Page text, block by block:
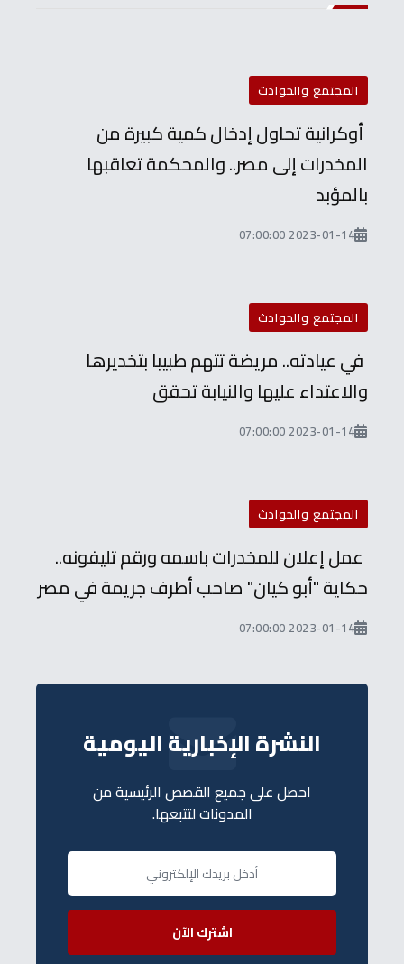
المجتمع والحوادث
أوكرانية تحاول إدخال كمية كبيرة من
المخدرات إلى مصر.. والمحكمة تعاقبها
بالمؤبد
2023-01-14 07:00:00
المجتمع والحوادث
في عيادته.. مريضة تتهم طبيبا بتخديرها
والاعتداء عليها والنيابة تحقق
2023-01-14 07:00:00
المجتمع والحوادث
عمل إعلان للمخدرات باسمه ورقم تليفونه..
حكاية "أبو كيان" صاحب أطرف جريمة في مصر
2023-01-14 07:00:00
النشرة الإخبارية اليومية
احصل على جميع القصص الرئيسية من
المدونات لتتبعها.
اشترك الآن